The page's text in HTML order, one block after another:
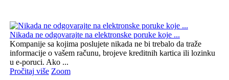
Nikada ne odgovarajte na elektronske poruke koje ...
Kompanije sa kojima poslujete nikada ne bi trebalo da traže
informacije o vašem računu, brojeve kreditnih kartica ili lozinku
u e-poruci. Ako ...
Pročitaj više Zoom